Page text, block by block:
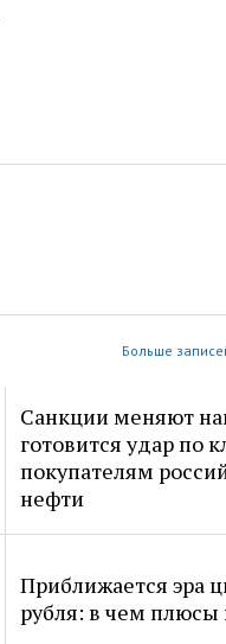
Больше
Санкции меняют
готовится удар по
покупателям
нефти
Приближается эра
рубля: в чем плюсы